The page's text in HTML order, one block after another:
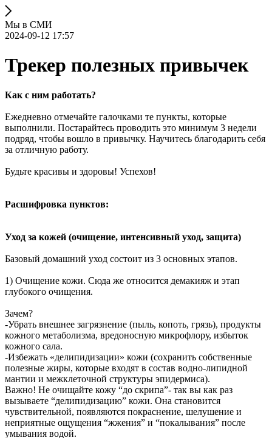
Мы в СМИ
2024-09-12 17:57
Трекер полезных привычек
Как с ним работать?
Ежедневно отмечайте галочками те пункты, которые
выполнили. Постарайтесь проводить это минимум 3 недели
подряд, чтобы вошло в привычку. Научитесь благодарить себя
за отличную работу.
Будьте красивы и здоровы! Успехов!
Расшифровка пунктов:
Уход за кожей (очищение, интенсивный уход, защита)
Базовый домашний уход состоит из 3 основных этапов.
1) Очищение кожи. Сюда же относится демакияж и этап
глубокого очищения.
Зачем?
-Убрать внешнее загрязнение (пыль, копоть, грязь), продукты
кожного метаболизма, вредоносную микрофлору, избыток
кожного сала.
-Избежать «делипидизации» кожи (сохранить собственные
полезные жиры, которые входят в состав водно-липидной
мантии и межклеточной структуры эпидермиса).
Важно! Не очищайте кожу “до скрипа”- так вы как раз
вызываете “делипидизацию” кожи. Она становится
чувствительной, появляются покраснение, шелушение и
неприятные ощущения “жжения” и “покалывания” после
умывания водой.